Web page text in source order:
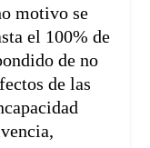
motivo se
el 100% de
de no
de las